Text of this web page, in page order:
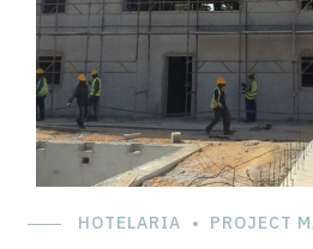
HOTELARIA PROJECT